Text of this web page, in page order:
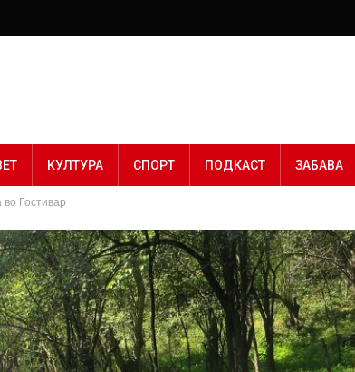
КУЛТУРА СПОРТ ПОДКАСТ ЗАБАВА
во Гостивар